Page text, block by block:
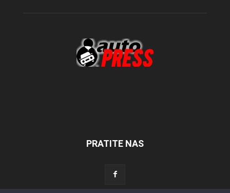
PRATITE NAS